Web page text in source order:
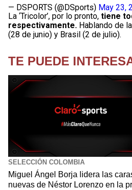
— DSPORTS (@DSports) May 23,
La ‘Tricolor’, por lo pronto, tiene
respectivamente. Hablando de
(28 de junio) y Brasil (2 de julio).
TE PUEDE
SELECCIÓN COLOMBIA
Miguel Ángel Borja lidera las
nuevas de Néstor Lorenzo en la